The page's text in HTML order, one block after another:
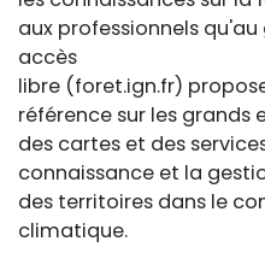
aux professionnels
accès
libre (foret.ign.fr)
référence sur les grands
des cartes et des
connaissance et la
des territoires dans le
climatique.